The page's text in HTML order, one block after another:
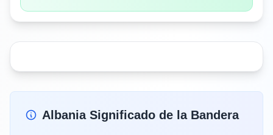
Albania Significado de la Bandera